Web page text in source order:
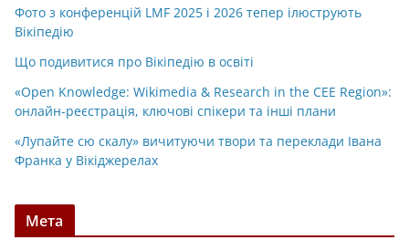
Фото з конференцій LMF 2025 і 2026 тепер ілюструють
Вікіпедію
Що подивитися про Вікіпедію в освіті
«Open Knowledge: Wikimedia & Research in the CEE Region»:
онлайн-реєстрація, ключові спікери та інші плани
«Лупайте сю скалу» вичитуючи твори та переклади Івана
Франка у Вікіджерелах
Мета